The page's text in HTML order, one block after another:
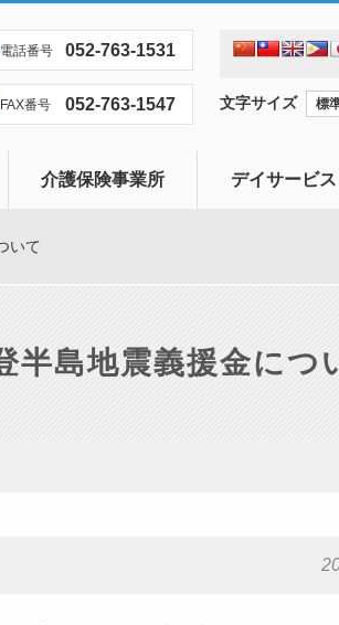
電話番号 052-763-1531
FAX番号 052-763-1547 文字サイズ 標
介護保険事業所 デイサービス
いて
半島地震義援金につ